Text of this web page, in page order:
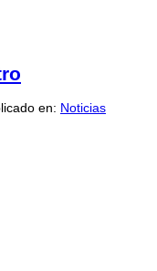
en: Noticias